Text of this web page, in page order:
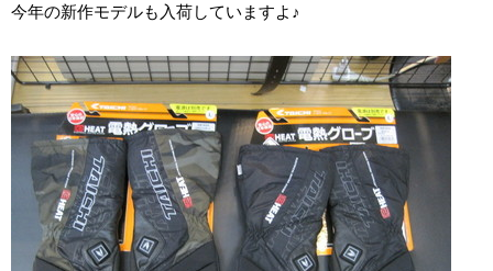
今年の新作モデルも入荷していますよ♪